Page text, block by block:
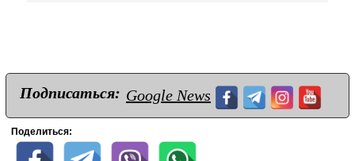
Подписаться: Google News
Поделиться: